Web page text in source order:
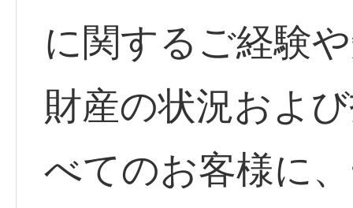
に関するご経験
財産の状況およ
べてのお客様に